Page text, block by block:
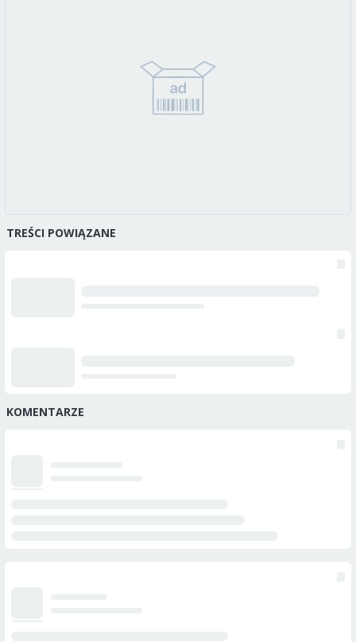
TREŚCI POWIĄZANE
KOMENTARZE